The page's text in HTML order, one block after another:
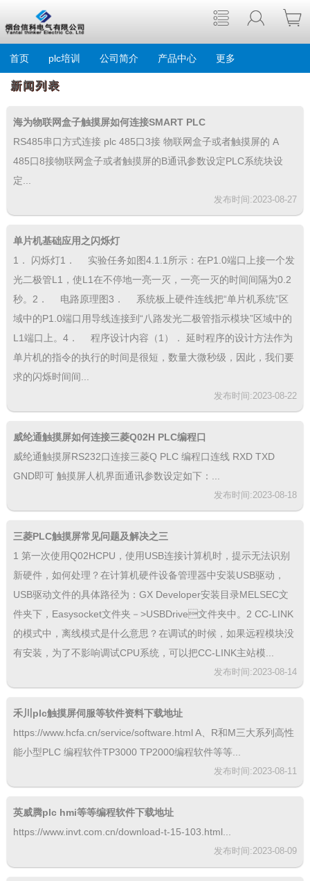
首页 plc培训 公司简介 产品中心 更多
新闻列表
海为物联网盒子触摸屏如何连接SMART PLC
RS485串口方式连接 plc 485口3接 物联网盒子或者触摸屏的 A
485口8接物联网盒子或者触摸屏的B通讯参数设定PLC系统块设
定...
发布时间:2023-08-27
单片机基础应用之闪烁灯
1． 闪烁灯1． 实验任务如图4.1.1所示：在P1.0端口上接一个发
光二极管L1，使L1在不停地一亮一灭，一亮一灭的时间间隔为0.2
秒。2． 电路原理图3． 系统板上硬件连线把“单片机系统”区
域中的P1.0端口用导线连接到“八路发光二极管指示模块”区域中的
L1端口上。4． 程序设计内容（1）． 延时程序的设计方法作为
单片机的指令的执行的时间是很短，数量大微秒级，因此，我们要
求的闪烁时间间...
发布时间:2023-08-22
威纶通触摸屏如何连接三菱Q02H PLC编程口
威纶通触摸屏RS232口连接三菱Q PLC 编程口连线 RXD TXD
GND即可 触摸屏人机界面通讯参数设定如下：...
发布时间:2023-08-18
三菱PLC触摸屏常见问题及解决之三
1 第一次使用Q02HCPU，使用USB连接计算机时，提示无法识别
新硬件，如何处理？在计算机硬件设备管理器中安装USB驱动，
USB驱动文件的具体路径为：GX Developer安装目录MELSEC文
件夹下，Easysocket文件夹－>USBDrive文件夹中。2 CC-LINK
的模式中，离线模式是什么意思？在调试的时候，如果远程模块没
有安装，为了不影响调试CPU系统，可以把CC-LINK主站模...
发布时间:2023-08-14
禾川plc触摸屏伺服等软件资料下载地址
https://www.hcfa.cn/service/software.html A、R和M三大系列高性
能小型PLC 编程软件TP3000 TP2000编程软件等等...
发布时间:2023-08-11
英威腾plc hmi等等编程软件下载地址
https://www.invt.com.cn/download-t-15-103.html...
发布时间:2023-08-09